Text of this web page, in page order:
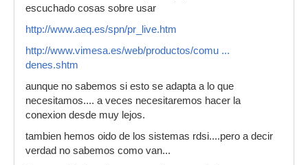
escuchado cosas sobre usar
http://www.aeq.es/spn/pr_live.htm
http://www.vimesa.es/web/productos/comu ...
denes.shtm
aunque no sabemos si esto se adapta a lo que
necesitamos.... a veces necesitaremos hacer la
conexion desde muy lejos.
tambien hemos oido de los sistemas rdsi....pero a decir
verdad no sabemos como van...